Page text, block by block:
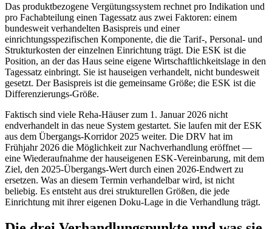
Das produktbezogene Vergütungssystem rechnet pro Indikation und
pro Fachabteilung einen Tagessatz aus zwei Faktoren: einem
bundesweit verhandelten Basispreis und einer
einrichtungsspezifischen Komponente, die die Tarif-, Personal- und
Strukturkosten der einzelnen Einrichtung trägt. Die ESK ist die
Position, an der das Haus seine eigene Wirtschaftlichkeitslage in den
Tagessatz einbringt. Sie ist hauseigen verhandelt, nicht bundesweit
gesetzt. Der Basispreis ist die gemeinsame Größe; die ESK ist die
Differenzierungs-Größe.
Faktisch sind viele Reha-Häuser zum 1. Januar 2026 nicht
endverhandelt in das neue System gestartet. Sie laufen mit der ESK
aus dem Übergangs-Korridor 2025 weiter. Die DRV hat im
Frühjahr 2026 die Möglichkeit zur Nachverhandlung eröffnet —
eine Wiederaufnahme der hauseigenen ESK-Vereinbarung, mit dem
Ziel, den 2025-Übergangs-Wert durch einen 2026-Endwert zu
ersetzen. Was an diesem Termin verhandelbar wird, ist nicht
beliebig. Es entsteht aus drei strukturellen Größen, die jede
Einrichtung mit ihrer eigenen Doku-Lage in die Verhandlung trägt.